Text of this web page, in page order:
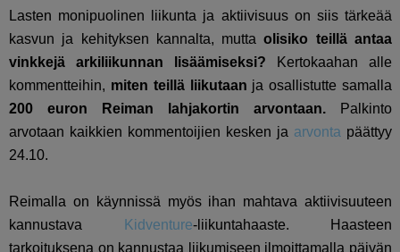
Lasten monipuolinen liikunta ja aktiivisuus on siis tärkeää
kasvun ja kehityksen kannalta, muttaolisiko teillä antaa
vinkkejä arkiliikunnan lisäämiseksi? Kertokaahan alle
kommentteihin, miten teillä liikutaan ja osallistutte samalla
200 euron Reiman lahjakortin arvontaan.
Palkinto
arvotaan kaikkien kommentoijien kesken ja arvonta päättyy
24.10.
Reimalla on käynnissä myös ihan mahtava aktiivisuuteen
kannustava
Kidventure-liikuntahaaste. Haasteen
tarkoituksena on kannustaa liikumiseen ilmoittamalla päivän